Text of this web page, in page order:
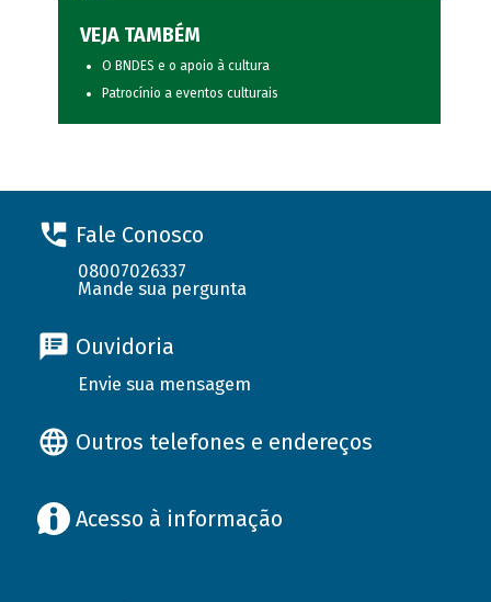
VEJA TAMBÉM
O BNDES e o apoio à cultura
Patrocínio a eventos culturais
Fale Conosco
08007026337
Mande sua pergunta
Ouvidoria
Envie sua mensagem
Outros telefones e endereços
Acesso à informação